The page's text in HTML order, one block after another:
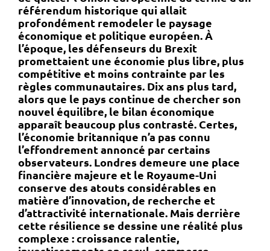
référendum historique qui allait
profondément remodeler le paysage
économique et politique européen. À
l’époque, les défenseurs du Brexit
promettaient une économie plus libre, plus
compétitive et moins contrainte par les
règles communautaires. Dix ans plus tard,
alors que le pays continue de chercher son
nouvel équilibre, le bilan économique
apparaît beaucoup plus contrasté. Certes,
l’économie britannique n’a pas connu
l’effondrement annoncé par certains
observateurs. Londres demeure une place
financière majeure et le Royaume-Uni
conserve des atouts considérables en
matière d’innovation, de recherche et
d’attractivité internationale. Mais derrière
cette résilience se dessine une réalité plus
complexe : croissance ralentie,